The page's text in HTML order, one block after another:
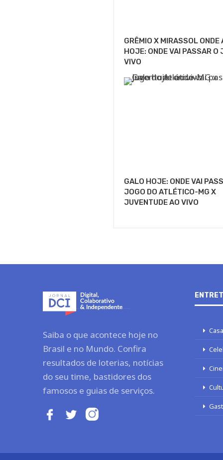
GRÊMIO X MIRASSOL ONDE
HOJE: ONDE VAI PASSAR O
VIVO
GALO HOJE: ONDE VAI
JOGO DO ATLÉTICO-MG X
JUVENTUDE AO VIVO
Saiba o que acontece hoje no
Brasil e no Mundo. Confira
resultados de loterias, notícias
do seu time, bastidores dos
famosos e guias de serviços.